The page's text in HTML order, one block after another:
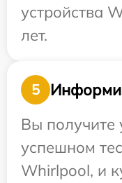
устройства
лет.
5
Вы получите
успешном
Whirlpool, и